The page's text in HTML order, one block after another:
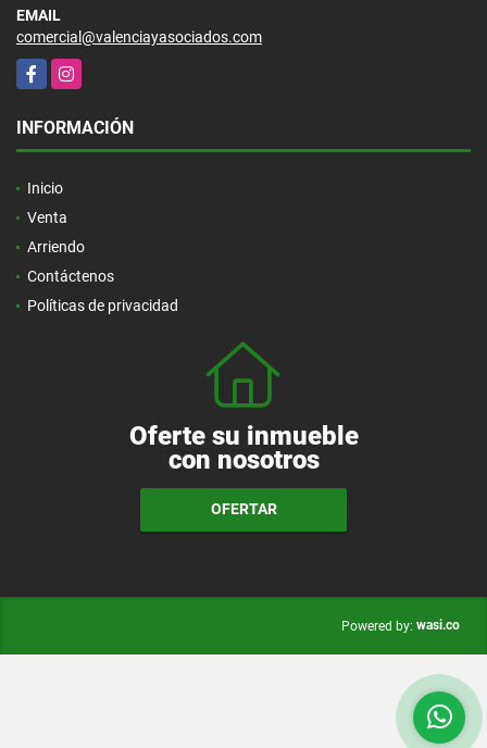
EMAIL
comercial@valenciayasociados.com
FacebookInstagram
INFORMACIÓN
Inicio
Venta
Arriendo
Contáctenos
Políticas de privacidad
Oferte su inmueble
con nosotros
OFERTAR
Powered by: wasi.co